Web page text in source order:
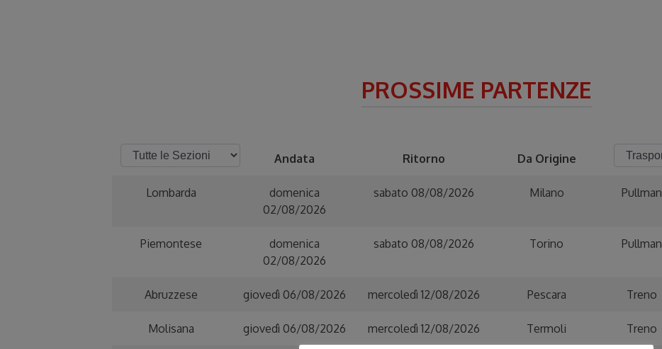
PROSSIME PARTENZE
Andata Ritorno Da Origine
Lombarda
domenica
02/08/2026
sabato 08/08/2026 Milano Pullman
Piemontese
domenica
02/08/2026
sabato 08/08/2026 Torino Pullman
Abruzzese giovedì 06/08/2026 mercoledì 12/08/2026 Pescara Treno
Molisana giovedì 06/08/2026 mercoledì 12/08/2026 Termoli Treno